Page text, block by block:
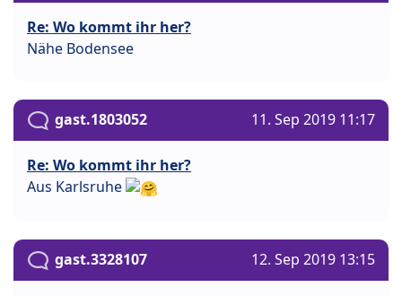
Re: Wo kommt ihr her?
Nähe Bodensee
gast.1803052 11. Sep 2019 11:17
Re: Wo kommt ihr her?
Aus Karlsruhe
gast.3328107 12. Sep 2019 13:15